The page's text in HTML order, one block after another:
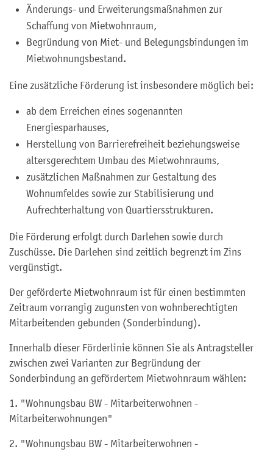
Änderungs- und Erweiterungsmaßnahmen zur
Schaffung von Mietwohnraum,
Begründung von Miet- und Belegungsbindungen im
Mietwohnungsbestand.
Eine zusätzliche Förderung ist insbesondere möglich bei:
ab dem Erreichen eines sogenannten
Energiesparhauses,
Herstellung von Barrierefreiheit beziehungsweise
altersgerechtem Umbau des Mietwohnraums,
zusätzlichen Maßnahmen zur Gestaltung des
Wohnumfeldes sowie zur Stabilisierung und
Aufrechterhaltung von Quartiersstrukturen.
Die Förderung erfolgt durch Darlehen sowie durch
Zuschüsse. Die Darlehen sind zeitlich begrenzt im Zins
vergünstigt.
Der geförderte Mietwohnraum ist für einen bestimmten
Zeitraum vorrangig zugunsten von wohnberechtigten
Mitarbeitenden gebunden (Sonderbindung).
Innerhalb dieser Förderlinie können Sie als Antragsteller
zwischen zwei Varianten zur Begründung der
Sonderbindung an gefördertem Mietwohnraum wählen:
1. "Wohnungsbau BW - Mitarbeiterwohnen -
Mitarbeiterwohnungen"
2. "Wohnungsbau BW - Mitarbeiterwohnen -